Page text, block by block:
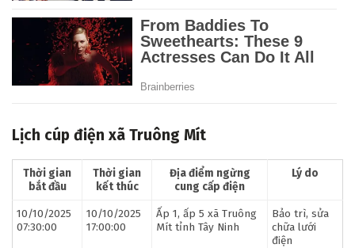
Lịch cúp điện xã Truông Mít
Thời gian
bắt đầu
Thời gian
kết thúc
Địa điểm ngừng
cung cấp điện
Lý do
10/10/2025
07:30:00
10/10/2025
17:00:00
Ấp 1, ấp 5 xã Truông
Mít tỉnh Tây Ninh
Bảo trì, sửa
chữa lưới
điện